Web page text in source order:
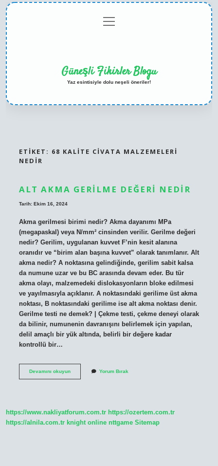
menüyü
aç
Güneşli Fikirler Blogu
Yaz esintisiyle dolu neşeli öneriler!
ETIKET: 68 KALITE CIVATA MALZEMELERI
NEDIR
ALT AKMA GERILME DEĞERI NEDIR
Tarih: Ekim 16, 2024
Akma gerilmesi birimi nedir? Akma dayanımı MPa
(megapaskal) veya N/mm² cinsinden verilir. Gerilme değeri
nedir? Gerilim, uygulanan kuvvet F’nin kesit alanına
oranıdır ve “birim alan başına kuvvet” olarak tanımlanır. Alt
akma nedir? A noktasına gelindiğinde, gerilim sabit kalsa
da numune uzar ve bu BC arasında devam eder. Bu tür
akma olayı, malzemedeki dislokasyonların bloke edilmesi
ve yayılmasıyla açıklanır. A noktasındaki gerilime üst akma
noktası, B noktasındaki gerilime ise alt akma noktası denir.
Gerilme testi ne demek? | Çekme testi, çekme deneyi olarak
da bilinir, numunenin davranışını belirlemek için yapılan,
delil amaçlı bir yük altında, belirli bir değere kadar
kontrollü bir…
Devamını okuyunAlt
Yorum Bırak
https://www.nakliyatforum.com.tr https://ozertem.com.tr
https://alnila.com.tr knight online nttgame Sitemap